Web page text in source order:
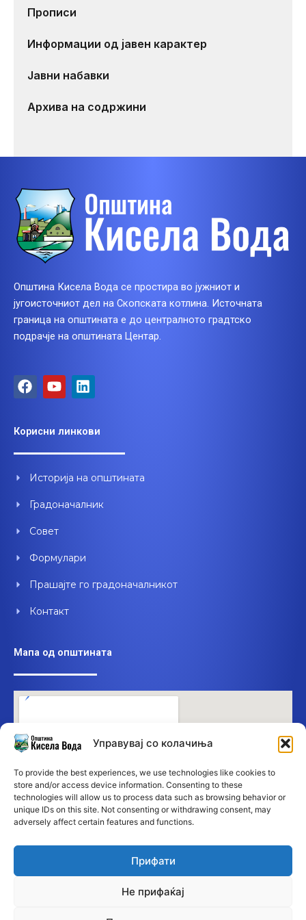
Управувај со колачиња
To provide the best experiences, we use technologies like cookies to
store and/or access device information. Consenting to these
technologies will allow us to process data such as browsing behavior or
unique IDs on this site. Not consenting or withdrawing consent, may
adversely affect certain features and functions.
Прифати
Не прифаќај
Прописи
Информации од јавен карактер
Јавни набавки
Архива на содржини
Општина Кисела Вода се простира во јужниот и
југоисточниот дел на Скопската котлина. Источната
граница на општината е до централното градтско
подрачје на општината Центар.
F
a
e
b
o
k
Y
o
t
u
b
L
i
k
e
d
n
Корисни линкови
Историја на општината
Градоначалник
Совет
Формулари
Прашајте го градоначалникот
Контакт
Мапа од општината